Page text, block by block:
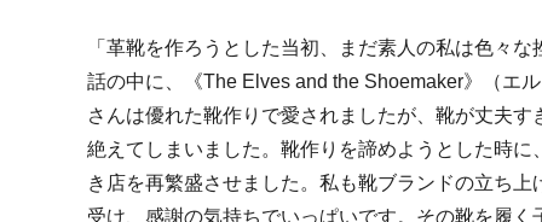
「革靴を作ろうとした当初、まだ素人の私は色々
話の中に、《The Elves and the Shoemaker》（エ
さんは優れた靴作りで愛されましたが、靴が丈夫
絶えてしまいました。靴作りを諦めようとした時
き店を再繁盛させました。私も靴ブランドの立ち
受け、感謝の気持ちでいっぱいです。その靴を履